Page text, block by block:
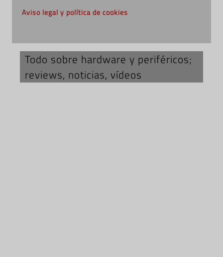
Aviso legal y política de cookies
Todo sobre hardware y periféricos;
reviews, noticias, vídeos